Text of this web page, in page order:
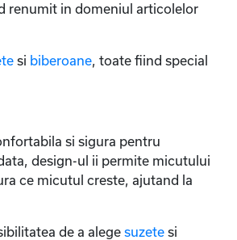
renumit in domeniul articolelor
si biberoane, toate fiind special
si sigura pentru
design-ul ii permite micutului
ce micutul creste, ajutand la
de a alege suzete si